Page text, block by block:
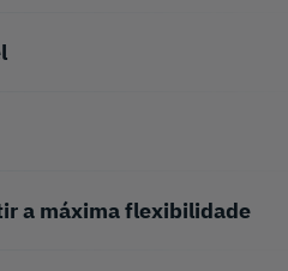
a máxima flexibilidade